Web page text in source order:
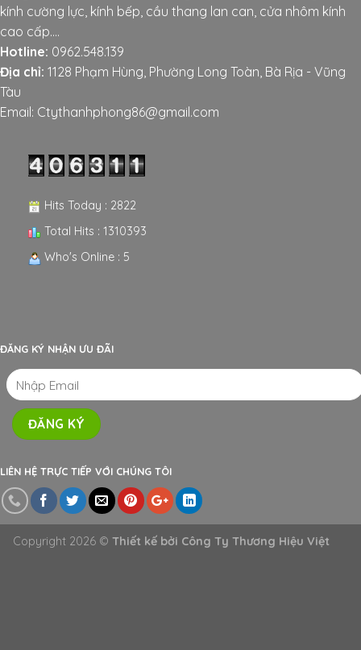
kính cường lực, kính bếp, cầu thang lan can, cửa nhôm kính
cao cấp....
Hotline: 0962.548.139
Địa chỉ: 1128 Phạm Hùng, Phường Long Toàn, Bà Rịa - Vũng
Tàu
Email: Ctythanhphong86@gmail.com
Hits Today : 2822
Total Hits : 1310393
Who's Online : 5
ĐĂNG KÝ NHẬN ƯU ĐÃI
LIÊN HỆ TRỰC TIẾP VỚI CHÚNG TÔI
Copyright 2026 © Thiết kế bởi Công Ty Thương Hiệu Việt